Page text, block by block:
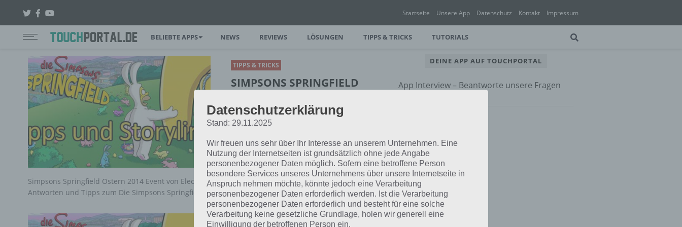
Startseite Unsere App Datenschutz Kontakt Impressum
BELIEBTE APPS NEWS REVIEWS LÖSUNGEN TIPPS & TRICKS TUTORIALS
TIPPS & TRICKS
SIMPSONS SPRINGFIELD
HÄUFIGE FRAGEN ZUM
UPDATE
PAUL STELZER-26. APRIL 2014
[caption id="attachment_15816"
align="alignright" width="150"]
Simpsons Springfield Ostern 2014 Event von Electronic Arts[/caption] Hier findet ihr eine Reihe an
Antworten und Tipps zum Die Simpsons Springfield Ostern 2014…
TIPPS & TRICKS
DEINE APP AUF TOUCHPORTAL
App Interview – Beantworte unsere Fragen
Datenschutzerklärung
Stand: 29.11.2025
Wir freuen uns sehr über Ihr Interesse an unserem Unternehmen. Eine
Nutzung der Internetseiten ist grundsätzlich ohne jede Angabe
personenbezogener Daten möglich. Sofern eine betroffene Person
besondere Services unseres Unternehmens über unsere Internetseite in
Anspruch nehmen möchte, könnte jedoch eine Verarbeitung
personenbezogener Daten erforderlich werden. Ist die Verarbeitung
personenbezogener Daten erforderlich und besteht für eine solche
Verarbeitung keine gesetzliche Grundlage, holen wir generell eine
Einwilligung der betroffenen Person ein.